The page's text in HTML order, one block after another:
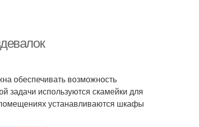
обеспечивать возможность
используются скамейки для
устанавливаются шкафы